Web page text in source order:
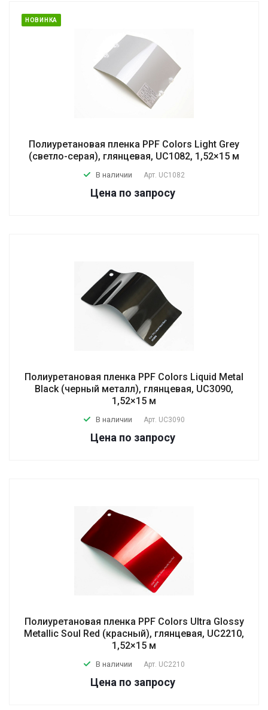
НОВИНКА
Полиуретановая пленка PPF Colors Light Grey
(светло-серая), глянцевая, UC1082, 1,52×15 м
В наличии Арт. UC1082
Цена по запросу
Полиуретановая пленка PPF Colors Liquid Metal
Black (черный металл), глянцевая, UC3090,
1,52×15 м
В наличии Арт. UC3090
Цена по запросу
Полиуретановая пленка PPF Colors Ultra Glossy
Metallic Soul Red (красный), глянцевая, UC2210,
1,52×15 м
В наличии Арт. UC2210
Цена по запросу